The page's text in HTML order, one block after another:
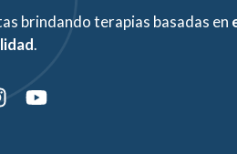
brindando terapias basadas en
.